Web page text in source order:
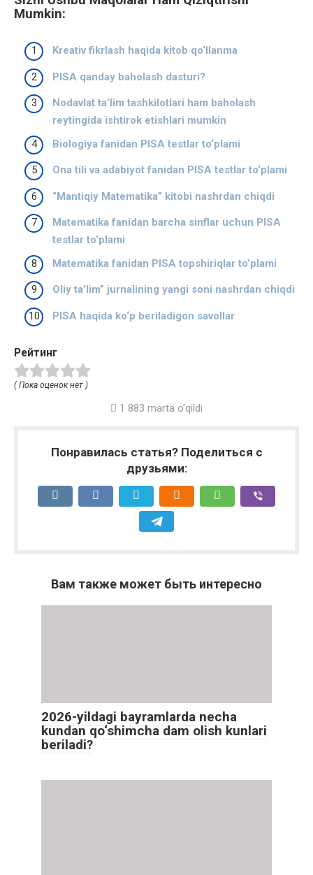
Mumkin:
Kreativ fikrlash haqida kitob qo‘llanma
PISA qanday baholash dasturi?
Nodavlat taʼlim tashkilotlari ham baholash
reytingida ishtirok etishlari mumkin
Biologiya fanidan PISA testlar to‘plami
Ona tili va adabiyot fanidan PISA testlar to‘plami
“Mantiqiy Matematika” kitobi nashrdan chiqdi
Matematika fanidan barcha sinflar uchun PISA
testlar to‘plami
Matematika fanidan PISA topshiriqlar to‘plami
Oliy taʼlim” jurnalining yangi soni nashrdan chiqdi
PISA haqida ko‘p beriladigon savollar
Рейтинг
( Пока оценок нет )
1 883 marta o'qildi
Понравилась статья? Поделиться с
друзьями:
Вам также может быть интересно
2026-yildagi bayramlarda necha
kundan qo‘shimcha dam olish kunlari
beriladi?